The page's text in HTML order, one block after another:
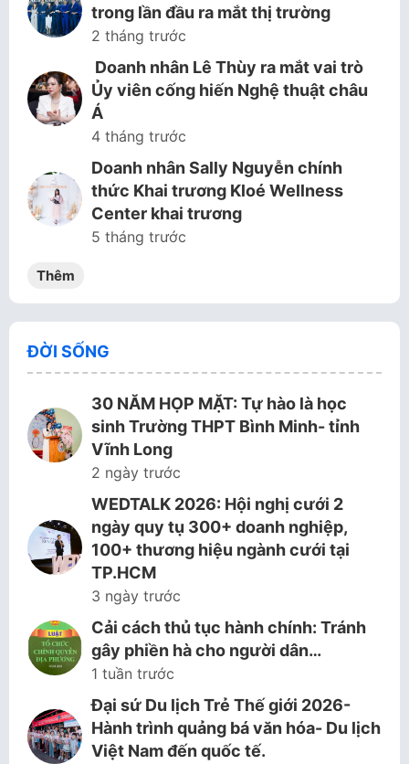
trong lần đầu ra mắt thị trường
2 tháng trước
Doanh nhân Lê Thùy ra mắt vai trò
Ủy viên cống hiến Nghệ thuật châu
Á
4 tháng trước
Doanh nhân Sally Nguyễn chính
thức Khai trương Kloé Wellness
Center khai trương
5 tháng trước
Thêm
ĐỜI SỐNG
30 NĂM HỌP MẶT: Tự hào là học
sinh Trường THPT Bình Minh- tỉnh
Vĩnh Long
2 ngày trước
WEDTALK 2026: Hội nghị cưới 2
ngày quy tụ 300+ doanh nghiệp,
100+ thương hiệu ngành cưới tại
TP.HCM
3 ngày trước
Cải cách thủ tục hành chính: Tránh
gây phiền hà cho người dân…
1 tuần trước
Đại sứ Du lịch Trẻ Thế giới 2026-
Hành trình quảng bá văn hóa- Du lịch
Việt Nam đến quốc tế.